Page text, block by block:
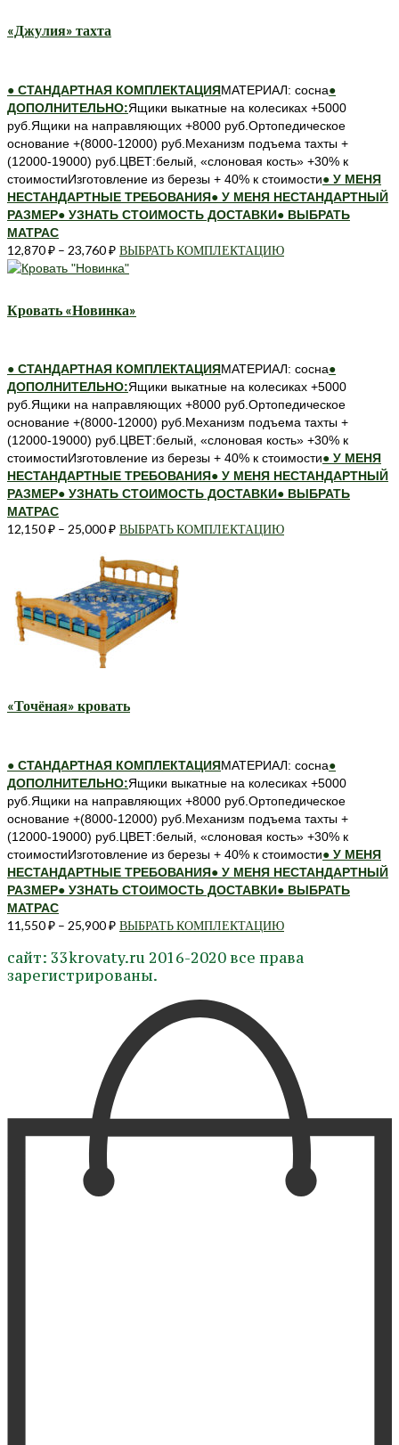
выбрать
на
странице
товара.
«Джулия» тахта
● СТАНДАРТНАЯ КОМПЛЕКТАЦИЯМАТЕРИАЛ: сосна●
ДОПОЛНИТЕЛЬНО:Ящики выкатные на колесиках +5000
руб.Ящики на направляющих +8000 руб.Ортопедическое
основание +(8000-12000) руб.Механизм подъема тахты +
(12000-19000) руб.ЦВЕТ:белый, «слоновая кость» +30% к
стоимостиИзготовление из березы + 40% к стоимости● У МЕНЯ
НЕСТАНДАРТНЫЕ ТРЕБОВАНИЯ● У МЕНЯ НЕСТАНДАРТНЫЙ
РАЗМЕР● УЗНАТЬ СТОИМОСТЬ ДОСТАВКИ● ВЫБРАТЬ
МАТРАС
12,870₽ – 23,760₽ ВЫБРАТЬ КОМПЛЕКТАЦИЮЭтот
выбрать
на
странице
товара.
Кровать «Новинка»
● СТАНДАРТНАЯ КОМПЛЕКТАЦИЯМАТЕРИАЛ: сосна●
ДОПОЛНИТЕЛЬНО:Ящики выкатные на колесиках +5000
руб.Ящики на направляющих +8000 руб.Ортопедическое
основание +(8000-12000) руб.Механизм подъема тахты +
(12000-19000) руб.ЦВЕТ:белый, «слоновая кость» +30% к
стоимостиИзготовление из березы + 40% к стоимости● У МЕНЯ
НЕСТАНДАРТНЫЕ ТРЕБОВАНИЯ● У МЕНЯ НЕСТАНДАРТНЫЙ
РАЗМЕР● УЗНАТЬ СТОИМОСТЬ ДОСТАВКИ● ВЫБРАТЬ
МАТРАС
12,150₽ – 25,000₽ ВЫБРАТЬ КОМПЛЕКТАЦИЮЭтот
«Точёная» кровать
● СТАНДАРТНАЯ КОМПЛЕКТАЦИЯМАТЕРИАЛ: сосна●
ДОПОЛНИТЕЛЬНО:Ящики выкатные на колесиках +5000
руб.Ящики на направляющих +8000 руб.Ортопедическое
основание +(8000-12000) руб.Механизм подъема тахты +
(12000-19000) руб.ЦВЕТ:белый, «слоновая кость» +30% к
стоимостиИзготовление из березы + 40% к стоимости● У МЕНЯ
НЕСТАНДАРТНЫЕ ТРЕБОВАНИЯ● У МЕНЯ НЕСТАНДАРТНЫЙ
РАЗМЕР● УЗНАТЬ СТОИМОСТЬ ДОСТАВКИ● ВЫБРАТЬ
МАТРАС
11,550₽ – 25,900₽ ВЫБРАТЬ КОМПЛЕКТАЦИЮЭтот
имеет
выбрать
на
странице
товара.
сайт: 33krovaty.ru 2016-2020 все права
зарегистрированы.